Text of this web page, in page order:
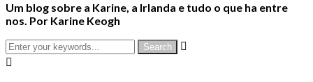
Um blog sobre a Karine, a Irlanda e tudo o que ha entre
nos. Por Karine Keogh

